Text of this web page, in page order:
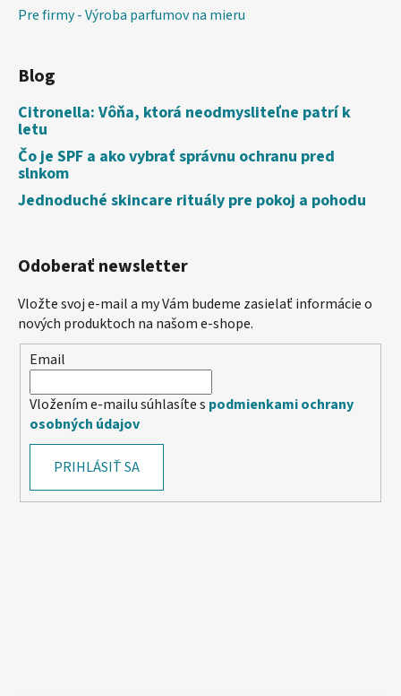
Pre firmy - Výroba parfumov na mieru
Blog
Citronella: Vôňa, ktorá neodmysliteľne patrí k
letu
Čo je SPF a ako vybrať správnu ochranu pred
slnkom
Jednoduché skincare rituály pre pokoj a pohodu
Odoberať newsletter
Vložte svoj e-mail a my Vám budeme zasielať informácie o
nových produktoch na našom e-shope.
Email
Vložením e-mailu súhlasíte s podmienkami ochrany
osobných údajov
PRIHLÁSIŤ SA